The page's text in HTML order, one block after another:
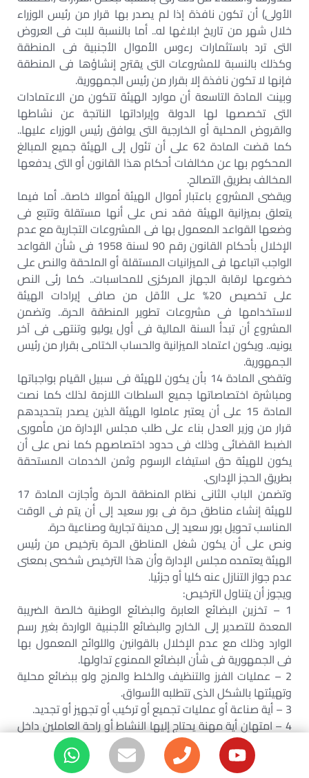
الأولى) أن تكون نافذة إذا لم يصدر بها قرار من رئيس الوزراء
خلال شهر من تاريخ ابلاغها له.. أما بالنسبة للبت فى العروض
التى ترد باستثمارات رءوس الأموال الأجنبية فى المنطقة
وكذلك بالنسبة للمشروعات التى يقترح إنشاؤها فى المنطقة
فإنها لا تكون نافذة إلا بقرار من رئيس الجمهورية.
وبينت المادة التاسعة أن موارد الهيئة تتكون من الاعتمادات
التى تخصصها لها الدولة وإيراداتها الناتجة عن نشاطها
والقروض المحلية أو الخارجية التى يوافق رئيس الوزراء عليها..
كما قضت المادة 62 على أن تئول إلى الهيئة جميع المبالغ
المحكوم بها عن مخالفات أحكام هذا القانون أو التى يدفعها
المخالف بطريق التصالح.
ويقضى المشروع باعتبار أموال الهيئة أموالا خاصة.. أما فيما
يتعلق بميزانية الهيئة فقد نص على أنها مستقلة وتتبع فى
وضعها القواعد المعمول بها فى المشروعات التجارية مع عدم
الإخلال بأحكام القانون رقم 90 لسنة 1958 فى شأن القواعد
الواجب اتباعها فى الميزانيات المستقلة أو الملحقة والنص على
خضوعها لرقابة الجهاز المركزى للمحاسبات.. كما رئى النص
على تخصيص 20% على الأقل من صافى إيرادات الهيئة
لاستخدامها فى مشروعات تطوير المنطقة الحرة.. وتضمن
المشروع أن تبدأ السنة المالية فى أول يوليو وتنتهى فى آخر
يونيه.. ويكون اعتماد الميزانية والحساب الختامى بقرار من رئيس
الجمهورية.
وتقضى المادة 14 بأن يكون للهيئة فى سبيل القيام بواجباتها
ومباشرة اختصاصاتها جميع السلطات اللازمة لذلك كما نصت
المادة 15 على أن يعتبر عاملوا الهيئة الذين يصدر بتحديدهم
قرار من وزير العدل بناء على طلب مجلس الإدارة من مأمورى
الضبط القضائى وذلك فى حدود اختصاصهم كما نص على أن
يكون للهيئة حق استيفاء الرسوم وثمن الخدمات المستحقة
بطريق الحجز الإدارى.
وتضمن الباب الثانى نظام المنطقة الحرة وأجازت المادة 17
للهيئة إنشاء مناطق حرة فى بور سعيد إلى أن يتم فى الوقت
المناسب تحويل بور سعيد إلى مدينة تجارية وصناعية حرة.
ونص على أن يكون شغل المناطق الحرة بترخيص من رئيس
الهيئة يعتمده مجلس الإدارة وأن هذا الترخيص شخصى بمعنى
عدم جواز التنازل عنه كليا أو جزئيا.
ويجوز أن يتناول الترخيص:
1 – تخزين البضائع العابرة والبضائع الوطنية خالصة الضريبة
المعدة للتصدير إلى الخارج والبضائع الأجنبية الواردة بغير رسم
الوارد وذلك مع عدم الإخلال بالقوانين واللوائح المعمول بها
فى الجمهورية فى شأن البضائع الممنوع تداولها.
2 – عمليات الفرز والتنظيف والخلط والمزج ولو ببضائع محلية
وتهيئتها بالشكل الذى تتطلبه الأسواق.
3 – أية صناعة أو عمليات تجميع أو تركيب أو تجهيز أو تجديد.
4 – امتهان أية مهنة يحتاج إليها النشاط أو راحة العاملين داخل
المنطقة.
وتضمنت النصوص بعض المبادئ الهامة خروجا عن الأوضاع